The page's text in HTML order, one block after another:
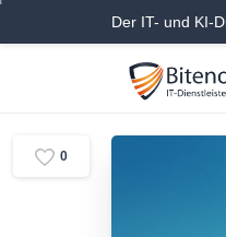
Der IT- und KI-
0